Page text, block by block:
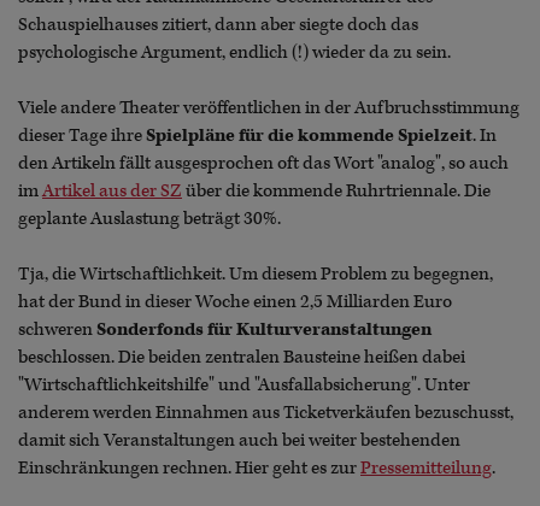
Schauspielhauses zitiert, dann aber siegte doch das
psychologische Argument, endlich (!) wieder da zu sein.
Viele andere Theater veröffentlichen in der Aufbruchsstimmung
dieser Tage ihreSpielpläne für die kommende Spielzeit. In
den Artikeln fällt ausgesprochen oft das Wort "analog", so auch
imArtikel aus der SZ über die kommende Ruhrtriennale. Die
geplante Auslastung beträgt 30%.
Tja, die Wirtschaftlichkeit. Um diesem Problem zu begegnen,
hat der Bund in dieser Woche einen 2,5 Milliarden Euro
schwerenSonderfonds für Kulturveranstaltungen
beschlossen. Die beiden zentralen Bausteine heißen dabei
"Wirtschaftlichkeitshilfe" und "Ausfallabsicherung". Unter
anderem werden Einnahmen aus Ticketverkäufen bezuschusst,
damit sich Veranstaltungen auch bei weiter bestehenden
Einschränkungen rechnen. Hier geht es zurPressemitteilung.